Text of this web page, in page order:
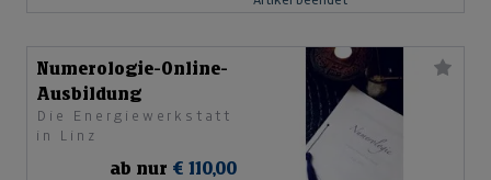
Numerologie-Online-
Ausbildung
Die Energiewerkstatt
in Linz
ab nur € 110,00